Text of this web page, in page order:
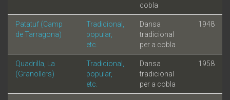
cobla
Patatuf (Camp
de Tarragona)
Tradicional,
popular,
etc.
Dansa
tradicional
per a cobla
1948
Quadrilla, La
(Granollers)
Tradicional,
popular,
etc.
Dansa
tradicional
per a cobla
1958